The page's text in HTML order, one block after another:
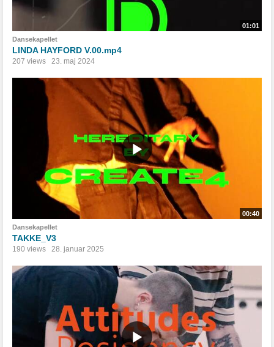
01:01
Dansekapellet
LINDA HAYFORD V.00.mp4
207 views 23. maj 2024
00:40
Dansekapellet
TAKKE_V3
190 views 28. januar 2025